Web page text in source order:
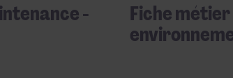
-
Fiche